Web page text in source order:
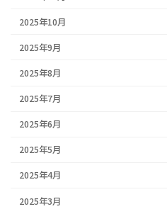
2025年10月
2025年9月
2025年8月
2025年7月
2025年6月
2025年5月
2025年4月
2025年3月